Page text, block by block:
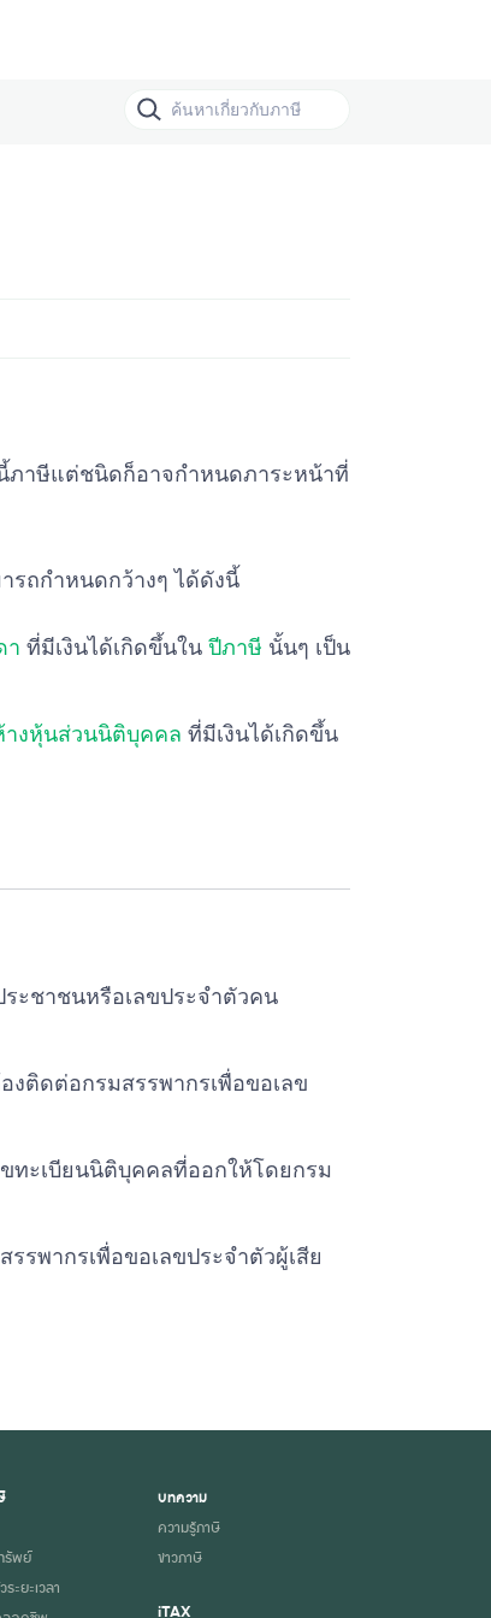
าษีแต่ชนิดก็อาจกำหนดภาระหน้าที่
รถกำหนดกว้างๆ ได้ดังนี้
า ที่มีเงินได้เกิดขึ้นใน ปีภาษี นั้นๆ เป็น
งหุ้นส่วนนิติบุคคล ที่มีเงินได้เกิดขึ้น
ะชาชนหรือเลขประจำตัวคน
ติดต่อกรมสรรพากรเพื่อขอเลข
ทะเบียนนิติบุคคลที่ออกให้โดยกรม
รพากรเพื่อขอเลขประจำตัวผู้เสีย
รัพย์
ะยะเวลา
บทความ
ความรู้ภาษี
ข่าวภาษี
iTAX